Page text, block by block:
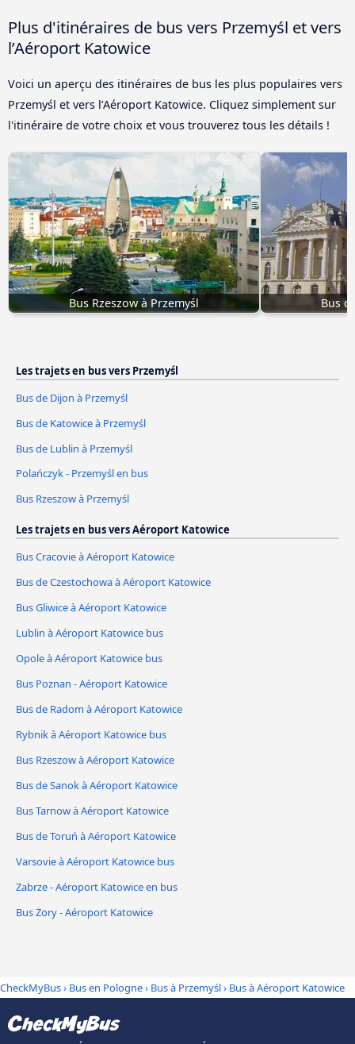
Plus d'itinéraires de bus vers Przemyśl et vers
l’Aéroport Katowice
Voici un aperçu des itinéraires de bus les plus populaires vers
Przemyśl et vers l’Aéroport Katowice. Cliquez simplement sur
l'itinéraire de votre choix et vous trouverez tous les détails !
Bus Rzeszow à Przemyśl Bus
Les trajets en bus vers Przemyśl
Bus de Dijon à Przemyśl
Bus de Katowice à Przemyśl
Bus de Lublin à Przemyśl
Polańczyk - Przemyśl en bus
Bus Rzeszow à Przemyśl
Les trajets en bus vers Aéroport Katowice
Bus Cracovie à Aéroport Katowice
Bus de Czestochowa à Aéroport Katowice
Bus Gliwice à Aéroport Katowice
Lublin à Aéroport Katowice bus
Opole à Aéroport Katowice bus
Bus Poznan - Aéroport Katowice
Bus de Radom à Aéroport Katowice
Rybnik à Aéroport Katowice bus
Bus Rzeszow à Aéroport Katowice
Bus de Sanok à Aéroport Katowice
Bus Tarnow à Aéroport Katowice
Bus de Toruń à Aéroport Katowice
Varsovie à Aéroport Katowice bus
Zabrze - Aéroport Katowice en bus
Bus Żory - Aéroport Katowice
CheckMyBus› Bus en Pologne› Bus à Przemyśl› Bus à Aéroport Katowice